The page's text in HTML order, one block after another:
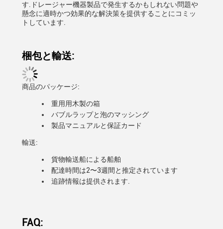
す.ドレージャー機器製品で発生するかもしれない問題や
懸念に適時かつ効果的な解決策を提供することにコミッ
トしています.
梱包と輸送:
商品のパッケージ:
重用用木製の箱
バブルラップと泡のマッシング
製品マニュアルと保証カード
輸送:
貨物輸送船による船舶
配達時間は2〜3週間と推定されています
追跡情報は提供されます.
FAQ: